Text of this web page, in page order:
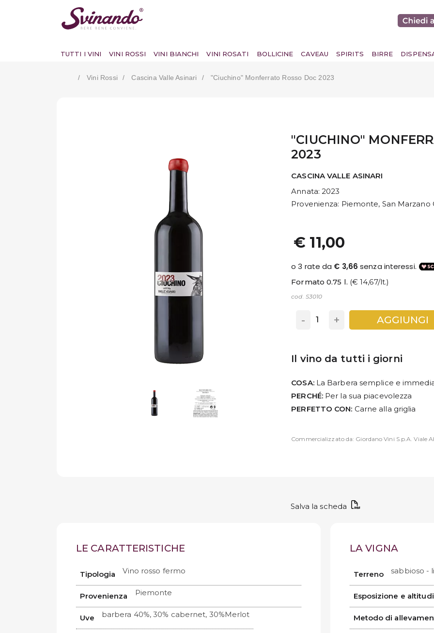
TUTTI I VINI VINI ROSSI VINI BIANCHI VINI ROSATI BOLLICINE CAVEAU SPIRITS BIRRE
Vini Rossi Cascina Valle Asinari "ciuchino" Monferrato Rosso Doc 2023
"CIUCHINO"
2023
CASCINA VALLE ASINARI
Annata: 2023
Provenienza: Piemonte, San Marzano
€ 11,00
Formato 0.75 l. (€ 14,67/lt.)
cod. S3010
- + AGGIUNGI
Il vino da tutti i giorni
COSA:La Barbera semplice e
PERCHÉ:Per la sua piacevolezza
PERFETTO CON: Carne alla griglia
Commercializzato da: Giordano Vini S.p.A. Viale
Salva la scheda
LE CARATTERISTICHE
Tipologia Vino rosso fermo
Provenienza Piemonte
Uve barbera 40%, 30% cabernet, 30%Merlot
LA VIGNA
Terreno sabbioso -
Esposizione e
Metodo di